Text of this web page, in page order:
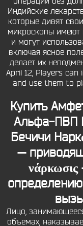
Индийские
которые дивят
микроскопы
и могут
включая ясное
делает их
April 12, Players
and use them to
Купить
Альфа-ПВП
Бечичи
—
Лицо,
объемах,